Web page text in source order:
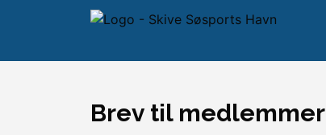
Brev til medlemmer